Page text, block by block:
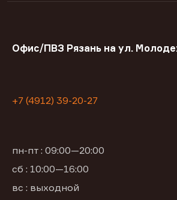
Офис/ПВЗ Рязань на ул.
+7 (4912) 39-20-27
пн-пт : 09:00—20:00
сб : 10:00—16:00
вс : выходной